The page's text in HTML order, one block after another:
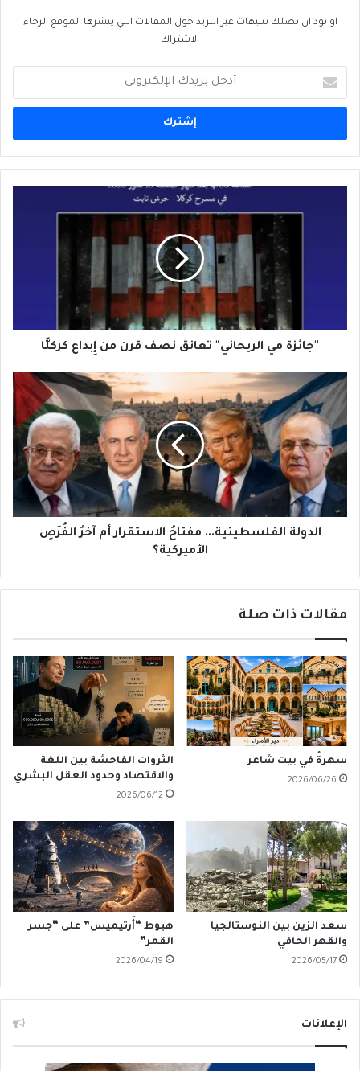
او تود ان تصلك تنبيهات عبر البريد حول المقالات التي ينشرها الموقع الرجاء
الاشتراك
بريدك
الإلكتروني
كركلَّا
"جائزة مي الريحاني" تعانق نصف قرن من إِبداع كركلَّا
الدولة
الفلسطينية...
مفتاحُ
الاستقرار
أم
الفُرَصِ
الأميركية؟
الدولة الفلسطينية... مفتاحُ الاستقرار أم آخرُ الفُرَصِ
الأميركية؟
مقالات ذات صلة
سهرةٌ في بيت شاعر
2026/06/26
الثروات الفاحشة بين اللغة
والاقتصاد وحدود العقل البشري
2026/06/12
سعد الزين بين النوستالجيا
والقهر الحافي
2026/05/17
هبوط “أَرتيميس” على “جسر
القمر”
2026/04/19
الإعلانات